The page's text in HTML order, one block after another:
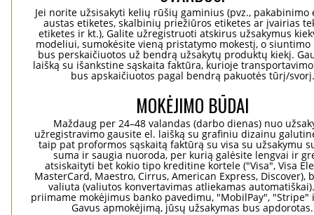
Jei norite užsisakyti kelių rūšių gaminius (pvz., pakabinimo
austas etiketes, skalbinių priežiūros etiketes ar įvairias
etiketes ir kt.), Galite užregistruoti atskirus užsakymus
modeliui, sumokėsite vieną pristatymo mokestį, o siuntimo
bus perskaičiuotos už bendrą užsakytų produktų kiekį.
laišką su išankstine sąskaita faktūra, kurioje
bus apskaičiuotos pagal bendrą pakuotės tūrį/svorį.
MOKĖJIMO BŪDAI
Maždaug per 24–48 valandas (darbo dienas) nuo
užregistravimo gausite el. laišką su grafiniu dizainu
taip pat proformos sąskaitą faktūrą su visa su užsakymu
suma ir saugia nuoroda, per kurią galėsite lengvai ir
atsiskaityti bet kokio tipo kreditine kortele ("Visa", Visa
MasterCard, Maestro, Cirrus, American Express, Discover),
valiuta (valiutos konvertavimas atliekamas
priimame mokėjimus banko pavedimu, "MobilPay", "Stripe"
Gavus apmokėjimą, jūsų užsakymas bus apdorotas.